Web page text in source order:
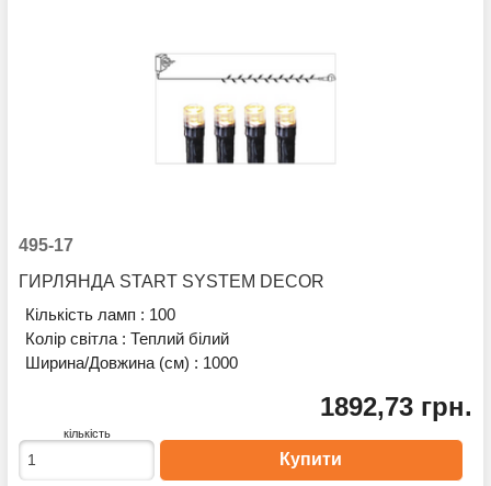
495-17
ГИРЛЯНДА START SYSTEM DECOR
Кількість ламп : 100
Колір світла :Теплий білий
Ширина/Довжина (см) : 1000
1892,73 грн.
кількість